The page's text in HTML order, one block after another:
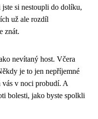
jste si nestoupli do dolíku,
už ale rozdíl
znát.
nevítaný host. Včera
je to jen nepříjemné
vás v noci probudí. A
bolesti, jako byste spolkli